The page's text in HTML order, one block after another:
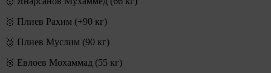
🥇 Плиев Рахим (+90 кг)
🥉 Плиев Муслим (90 кг)
🥉 Евлоев Мохаммад (55 кг)